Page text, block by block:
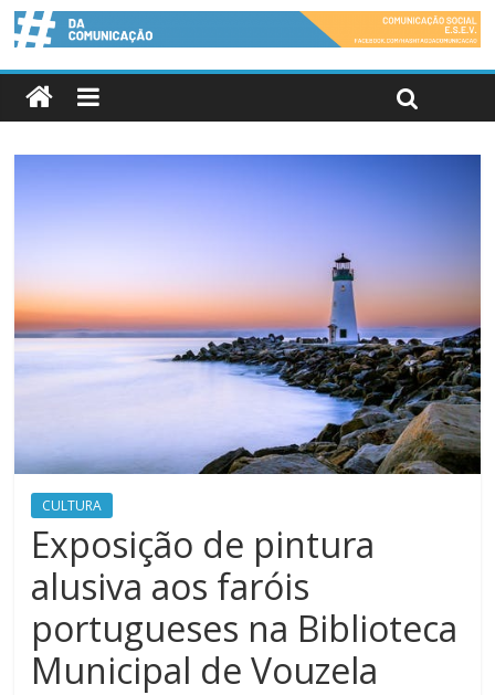
CULTURA
Exposição de pintura
alusiva aos faróis
portugueses na Biblioteca
Municipal de Vouzela